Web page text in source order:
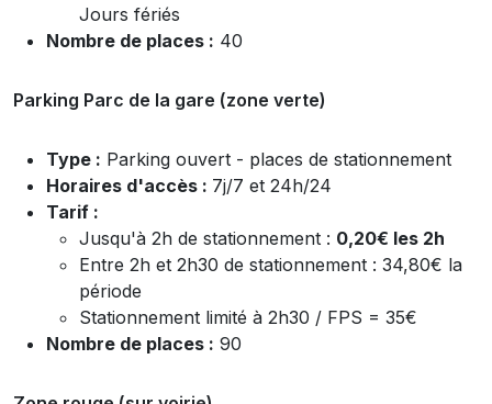
Jours fériés
Nombre de places : 40
Parking Parc de la gare (zone verte)
Type : Parking ouvert - places de stationnement
Horaires d'accès : 7j/7 et 24h/24
Tarif :
Jusqu'à 2h de stationnement : 0,20€ les 2h
Entre 2h et 2h30 de stationnement : 34,80€ la
période
Stationnement limité à 2h30 / FPS = 35€
Nombre de places : 90